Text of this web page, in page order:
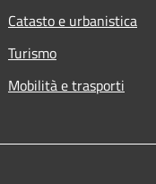
Catasto e urbanistica
Turismo
Mobilità e trasporti